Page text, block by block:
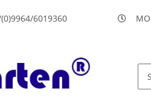
6019360